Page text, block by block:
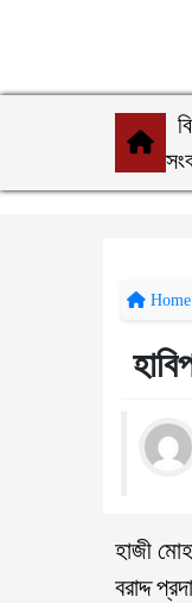
Home
হাজী
বরাদ্দ